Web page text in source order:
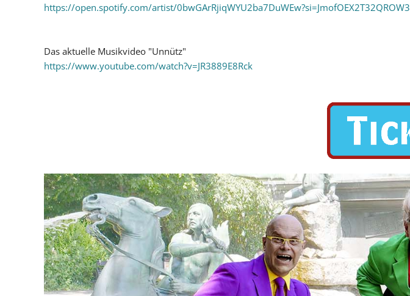
https://open.spotify.com/artist/
Das aktuelle Musikvideo "Unnütz"
https://www.youtube.com/watch?v=JR3889E8Rck